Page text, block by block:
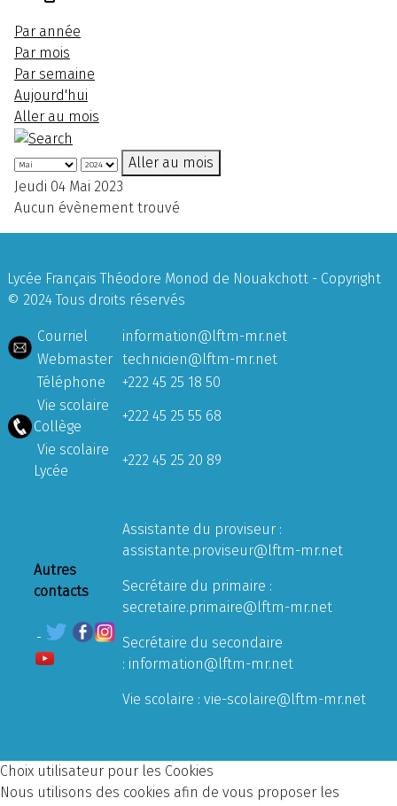
Par année
Par mois
Par semaine
Aujourd'hui
Aller au mois
Aller au mois
Jeudi 04 Mai 2023
Aucun évènement trouvé
Lycée Français Théodore Monod de Nouakchott - Copyright
© 2024 Tous droits réservés
Courriel
information@lftm-mr.net
Webmaster technicien@lftm-mr.net
Téléphone
+222 45 25 18 50
Vie scolaire
Collège
+222 45 25 55 68
Vie scolaire
Lycée
+222 45 25 20 89
Autres
contacts
Assistante du proviseur :
assistante.proviseur@lftm-mr.net
Secrétaire du primaire :
secretaire.primaire@lftm-mr.net
Secrétaire du secondaire
: information@lftm-mr.net
Vie scolaire : vie-scolaire@lftm-mr.net
Choix utilisateur pour les Cookies
Nous utilisons des cookies afin de vous proposer les